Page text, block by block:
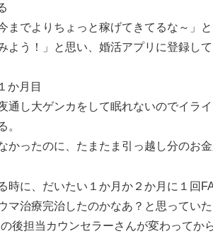
までよりちょっと稼げてきてるな～」
よう！」と思い、婚活アプリに登録し
か月目
通し大ゲンカをして眠れないのでイラ
。
かったのに、たまたま引っ越し分のお金
時に、だいたい１か月か２か月に１回
治療完治したのかなあ？と思っていた
後担当カウンセラーさんが変わってか